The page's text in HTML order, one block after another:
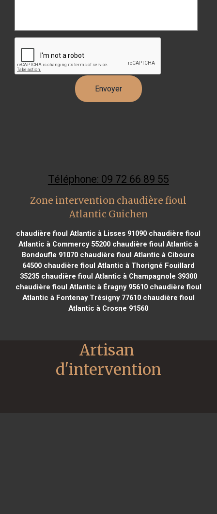
Téléphone: 09 72 66 89 55
Zone intervention chaudière fioul
Atlantic Guichen
chaudière fioul Atlantic à Lisses 91090 chaudière fioul
Atlantic à Commercy 55200 chaudière fioul Atlantic à
Bondoufle 91070 chaudière fioul Atlantic à Ciboure
64500chaudière fioul Atlantic à Thorigné Fouillard
35235chaudière fioul Atlantic à Champagnole 39300
chaudière fioul Atlantic à Éragny 95610chaudière fioul
Atlantic à Fontenay Trésigny 77610chaudière fioul
Atlantic à Crosne 91560
Artisan
d'intervention